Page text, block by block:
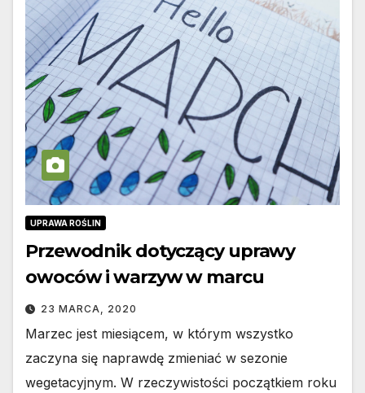
UPRAWA ROŚLIN
Przewodnik dotyczący uprawy
owoców i warzyw w marcu
23 MARCA, 2020
Marzec jest miesiącem, w którym wszystko
zaczyna się naprawdę zmieniać w sezonie
wegetacyjnym. W rzeczywistości początkiem roku